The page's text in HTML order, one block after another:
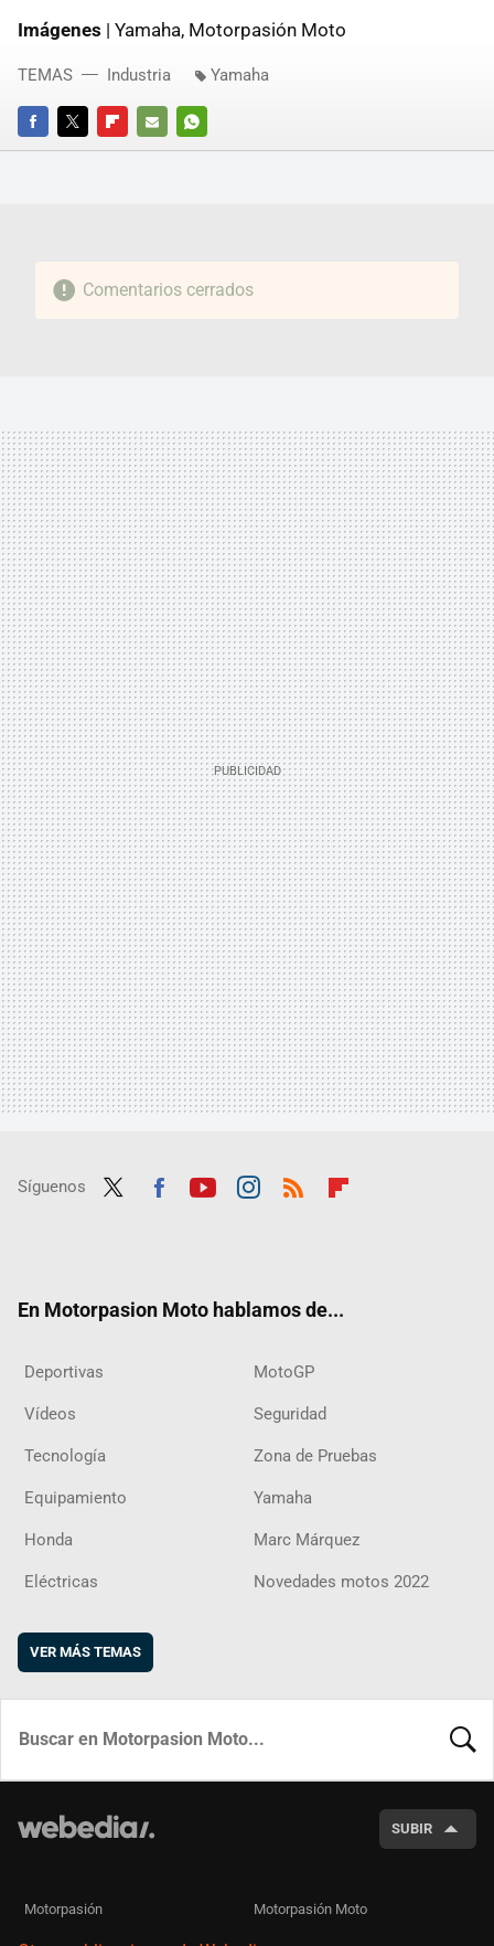
Imágenes | Yamaha, Motorpasión Moto
FACEBOOKTWITTERFLIPBOARD
E-
WHATSAPP
TEMAS Industria Yamaha
Comentarios cerrados
Síguenos
En Motorpasion Moto hablamos de...
Deportivas MotoGP
Vídeos Seguridad
Tecnología Zona de Pruebas
Equipamiento Yamaha
Honda Marc Márquez
Eléctricas Novedades motos 2022
VER MÁS TEMAS
SUBIR
Motorpasión Motorpasión Moto